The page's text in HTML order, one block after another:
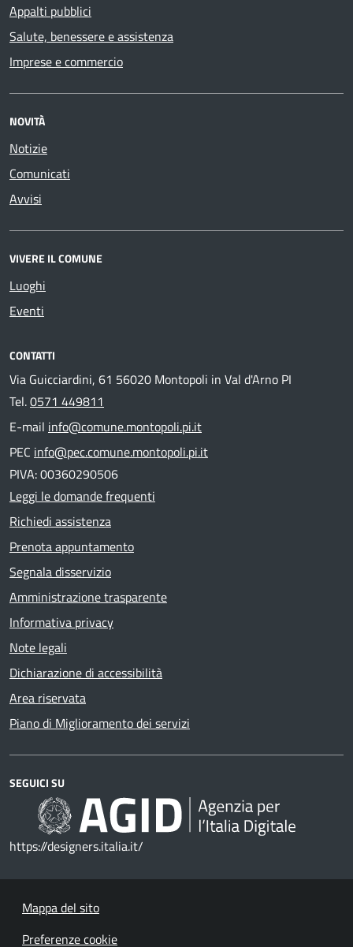
Appalti pubblici
Salute, benessere e assistenza
Imprese e commercio
NOVITÀ
Notizie
Comunicati
Avvisi
VIVERE IL COMUNE
Luoghi
Eventi
CONTATTI
Via Guicciardini, 61 56020 Montopoli in Val d'Arno PI
Tel.0571 449811
E-mail info@comune.montopoli.pi.it
PEC info@pec.comune.montopoli.pi.it
PIVA: 00360290506
Leggi le domande frequenti
Richiedi assistenza
Prenota appuntamento
Segnala disservizio
Amministrazione trasparente
Informativa privacy
Note legali
Dichiarazione di accessibilità
Area riservata
Piano di Miglioramento dei servizi
SEGUICI SU
https://designers.italia.it/
Mappa del sito
Preferenze cookie